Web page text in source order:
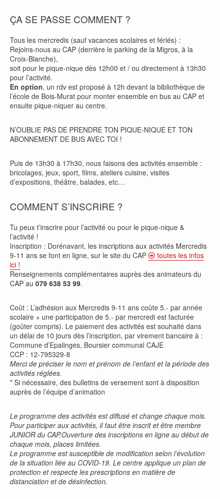
ÇA SE PASSE COMMENT ?
Tous les mercredis (sauf vacances scolaires et fériés) :
Rejoins-nous au CAP (derrière le parking de la Migros, à la
Croix-Blanche),
soit pour le pique-nique dès 12h00 et / ou directement à 13h30
pour l’activité.
En option, un rdv est proposé à 12h devant la bibliothèque de
l’école de Bois-Murat pour monter ensemble en bus au CAP et
ensuite pique-niquer au centre.
N’OUBLIE PAS DE PRENDRE TON PIQUE-NIQUE ET TON
ABONNEMENT DE BUS AVEC TOI !
Puis de 13h30 à 17h30, nous faisons des activités ensemble :
bricolages, jeux, sport, films, ateliers cuisine, visites
d’expositions, théâtre, balades, etc…
COMMENT S’INSCRIRE ?
Tu peux t’inscrire pour l’activité ou pour le pique-nique &
l’activité !
Inscription : Dorénavant, les inscriptions aux activités Mercredis
9-11 ans se font en ligne, sur le site du CAP
toutes les infos
ici !
Renseignements complémentaires auprès des animateurs du
CAP au 079 638 53 99.
Coût : L’adhésion aux Mercredis 9-11 ans coûte 5.- par année
scolaire + une participation de 5.- par mercredi est facturée
(goûter compris). Le paiement des activités est souhaité dans
un délai de 10 jours dès l’inscription, par virement bancaire à :
Commune d’Epalinges, Boursier communal CAJE
CCP : 12-795329-8
Merci de préciser le nom et prénom de l’enfant et la période des
activités réglées.
* Si nécessaire, des bulletins de versement sont à disposition
auprès de l’équipe d’animation
Le programme des activités est diffusé et change chaque mois.
Pour participer aux activités, il faut être inscrit et être membre
JUNIOR du CAP.Ouverture des inscriptions en ligne au début de
chaque mois, places limitées.
Le programme est susceptible de modification selon l’évolution
de la situation liée au COVID-19. Le centre applique un plan de
protection et respecte les prescriptions en matière de
distanciation et de désinfection.